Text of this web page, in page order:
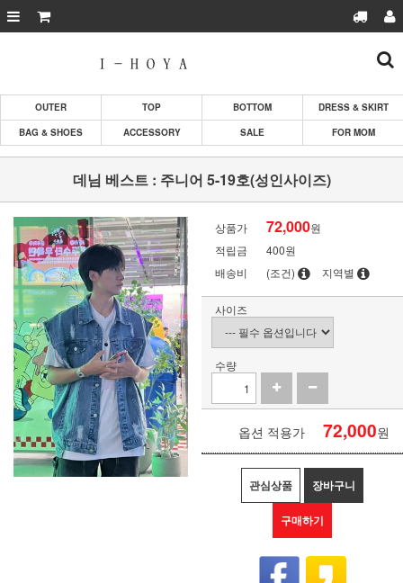
OUTER TOP BOTTOM
DRESS & SKIRT
BAG & SHOES
ACCESSORY SALE FOR MOM
데님 베스트 : 주니어 5-19호(성인사이즈)
상품가 72,000원
적립금
400원
배송비
(조건) 지역별
사이즈
수량
옵션 적용가 72,000원
관심상품 장바구니
구매하기